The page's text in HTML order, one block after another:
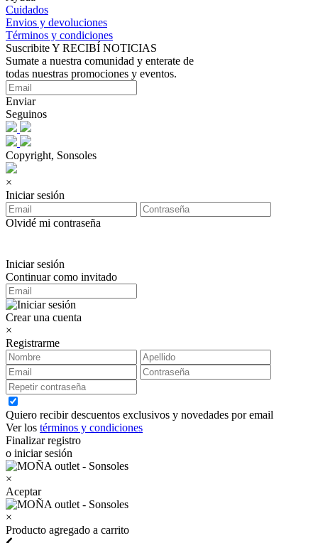
Cuidados
Envios y devoluciones
Términos y condiciones
Suscribite Y RECIBÍ NOTICIAS
Sumate a nuestra comunidad y enterate de
todas nuestras promociones y eventos.
Enviar
Seguinos
Copyright, Sonsoles
×
Iniciar sesión
Olvidé mi contraseña
Iniciar sesión
Continuar como invitado
Crear una cuenta
×
Registrarme
Quiero recibir descuentos exclusivos y novedades por email
Ver los términos y condiciones
Finalizar registro
o iniciar sesión
×
Aceptar
×
Producto agregado a carrito